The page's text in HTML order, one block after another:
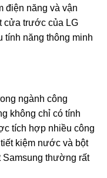
điện năng và vận
cửa trước của LG
tính năng thông minh
ngành công
không chỉ có tính
tích hợp nhiều công
kiệm nước và bột
Samsung thường rất